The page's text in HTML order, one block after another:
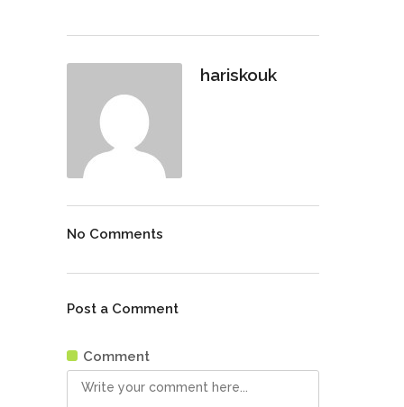
hariskouk
No Comments
Post a Comment
Comment